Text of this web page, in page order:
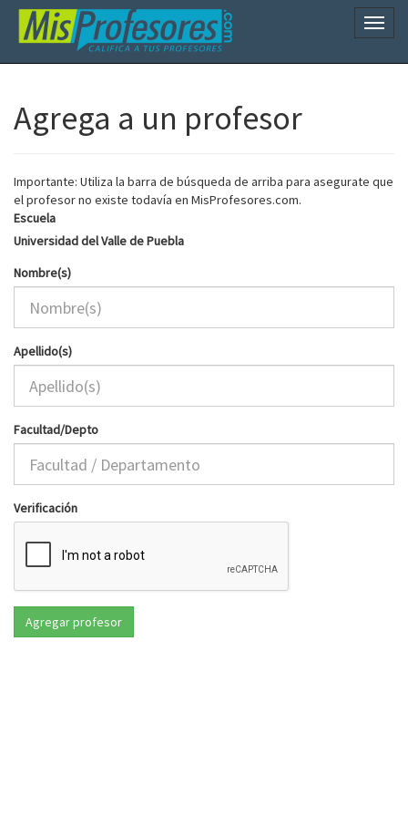
Agrega a un profesor
Importante: Utiliza la barra de búsqueda de arriba para asegurate que
el profesor no existe todavía en MisProfesores.com.
Escuela
Universidad del Valle de Puebla
Nombre(s)
Apellido(s)
Facultad/Depto
Verificación